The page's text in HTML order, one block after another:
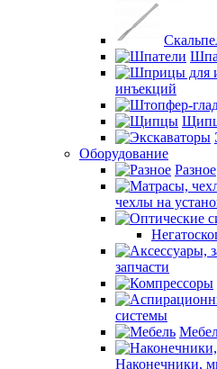
инъекций
Оборудование
Разное
чехлы на
запчасти
системы
Наконечники,